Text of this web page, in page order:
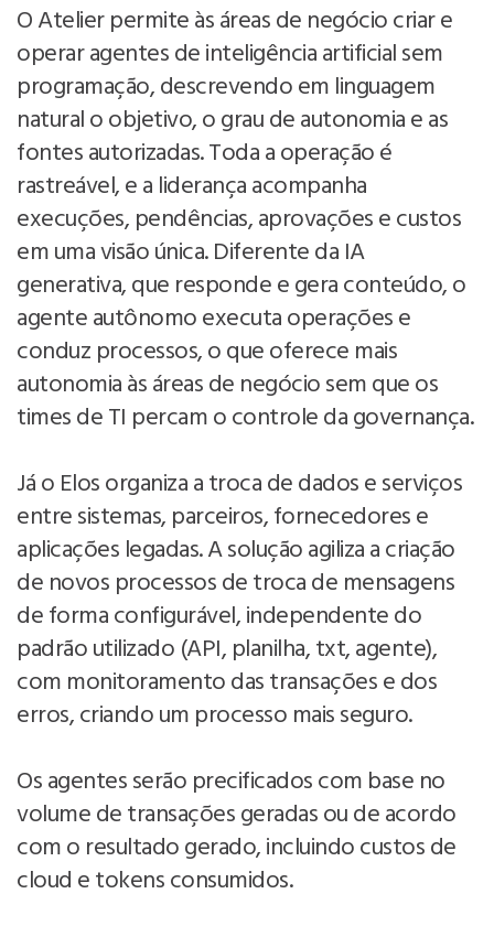
O Atelier permite às áreas de negócio criar e
operar agentes de inteligência artificial sem
programação, descrevendo em linguagem
natural o objetivo, o grau de autonomia e as
fontes autorizadas. Toda a operação é
rastreável, e a liderança acompanha
execuções, pendências, aprovações e custos
em uma visão única. Diferente da IA
generativa, que responde e gera conteúdo, o
agente autônomo executa operações e
conduz processos, o que oferece mais
autonomia às áreas de negócio sem que os
times de TI percam o controle da governança.
Já o Elos organiza a troca de dados e serviços
entre sistemas, parceiros, fornecedores e
aplicações legadas. A solução agiliza a criação
de novos processos de troca de mensagens
de forma configurável, independente do
padrão utilizado (API, planilha, txt, agente),
com monitoramento das transações e dos
erros, criando um processo mais seguro.
Os agentes serão precificados com base no
volume de transações geradas ou de acordo
com o resultado gerado, incluindo custos de
cloud e tokens consumidos.